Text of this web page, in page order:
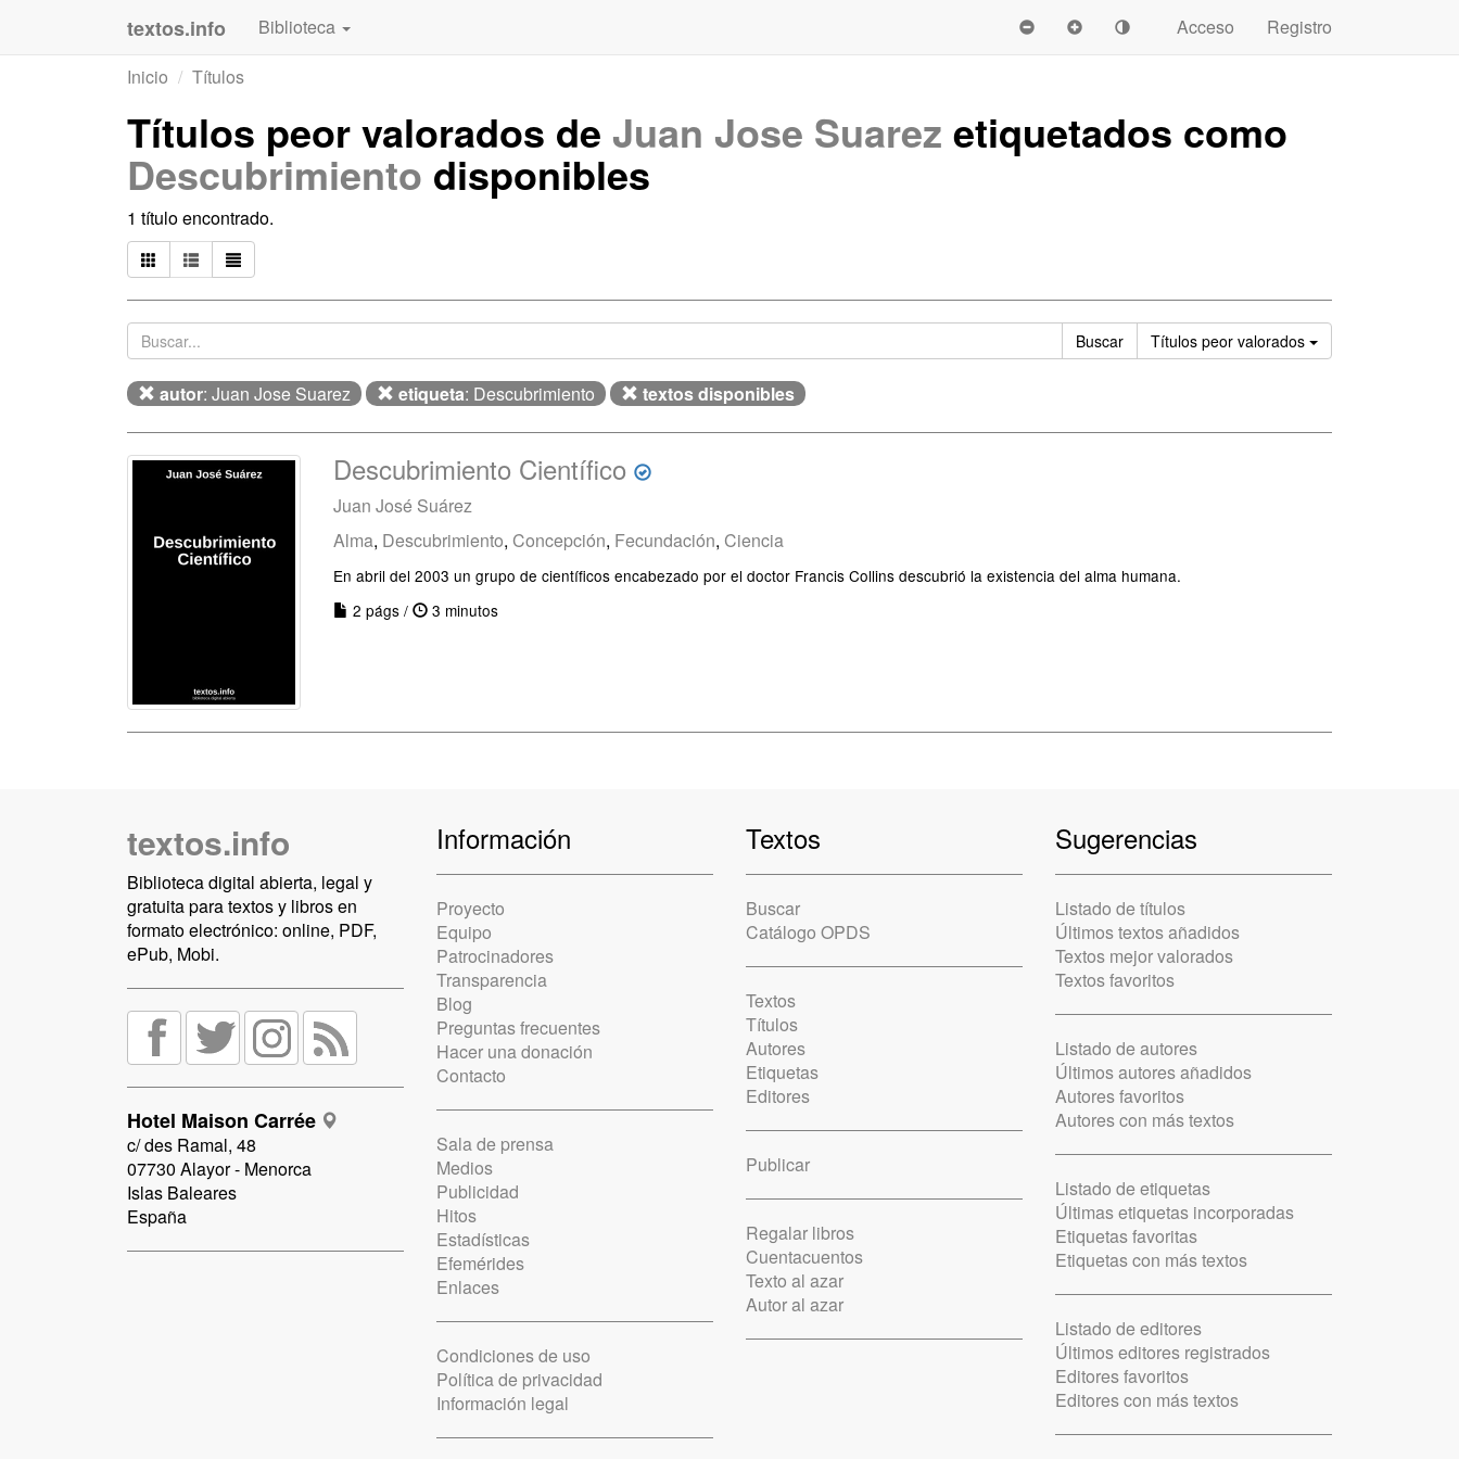
textos.info Biblioteca Acceso
Registro
Inicio
Títulos
Títulos peor valorados de Juan Jose Suarez etiquetados como
Descubrimiento disponibles
1 título encontrado.
Buscar Títulos peor valorados Ordenar
autor: Juan Jose Suarez etiqueta: Descubrimiento textos disponibles
Descubrimiento Científico
Juan José Suárez
Alma, Descubrimiento, Concepción, Fecundación, Ciencia
En abril del 2003 un grupo de científicos encabezado por el doctor Francis Collins descubrió la existencia del alma humana.
2 págs /
3 minutos
textos.info
Biblioteca digital abierta, legal y
gratuita para textos y libros en
formato electrónico: online, PDF,
ePub, Mobi.
Hotel Maison Carrée
c/ des Ramal, 48
07730 Alayor - Menorca
Islas Baleares
España
Información
Proyecto
Equipo
Patrocinadores
Transparencia
Blog
Preguntas frecuentes
Hacer una donación
Contacto
Sala de prensa
Medios
Publicidad
Hitos
Estadísticas
Efemérides
Enlaces
Condiciones de uso
Política de privacidad
Información legal
Textos
Buscar
Catálogo OPDS
Textos
Títulos
Autores
Etiquetas
Editores
Publicar
Regalar libros
Cuentacuentos
Texto al azar
Autor al azar
Sugerencias
Listado de títulos
Últimos textos añadidos
Textos mejor valorados
Textos favoritos
Listado de autores
Últimos autores añadidos
Autores favoritos
Autores con más textos
Listado de etiquetas
Últimas etiquetas incorporadas
Etiquetas favoritas
Etiquetas con más textos
Listado de editores
Últimos editores registrados
Editores favoritos
Editores con más textos